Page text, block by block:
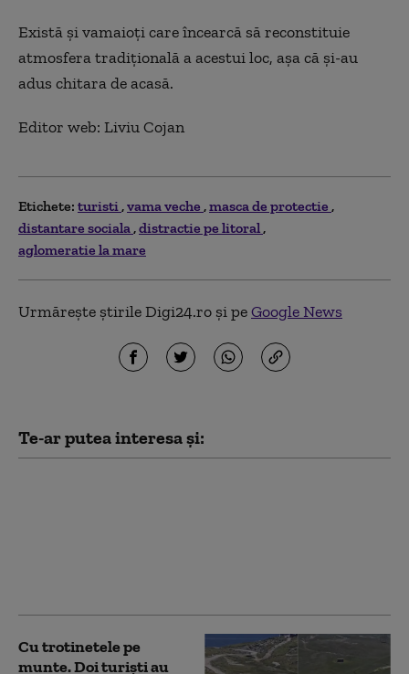
Există și vamaioți care încearcă să reconstituie
atmosfera tradițională a acestui loc, așa că și-au
adus chitara de acasă.
Editor web: Liviu Cojan
Etichete: turisti vama veche masca de protectie
distantare sociala distractie pe litoral
aglomeratie la mare
Urmărește știrile Digi24.ro și peGoogle News
Te-ar putea interesa și:
Cu trotinetele pe
munte. Doi turiști au